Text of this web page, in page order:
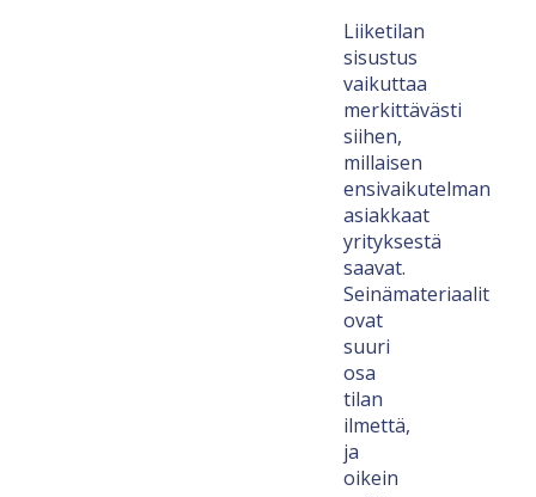
Liiketilan
sisustus
vaikuttaa
merkittävästi
siihen,
millaisen
ensivaikutelman
asiakkaat
yrityksestä
saavat.
Seinämateriaalit
ovat
suuri
osa
tilan
ilmettä,
ja
oikein